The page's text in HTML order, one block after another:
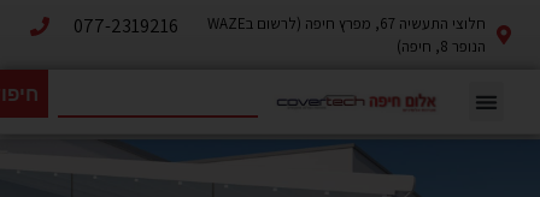
חלוצי התעשיה 67, מפרץ חיפה (לרשום בWAZE
הנופר 8, חיפה)
077-2319216